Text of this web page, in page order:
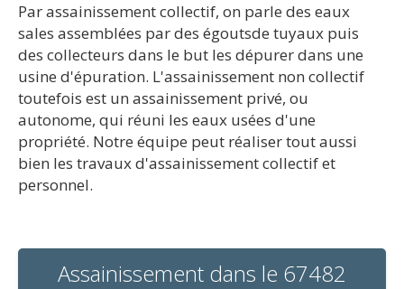
Par assainissement collectif, on parle des eaux
sales assemblées par des égoutsde tuyaux puis
des collecteurs dans le but les dépurer dans une
usine d'épuration. L'assainissement non collectif
toutefois est un assainissement privé, ou
autonome, qui réuni les eaux usées d'une
propriété. Notre équipe peut réaliser tout aussi
bien les travaux d'assainissement collectif et
personnel.
Assainissement dans le 67482